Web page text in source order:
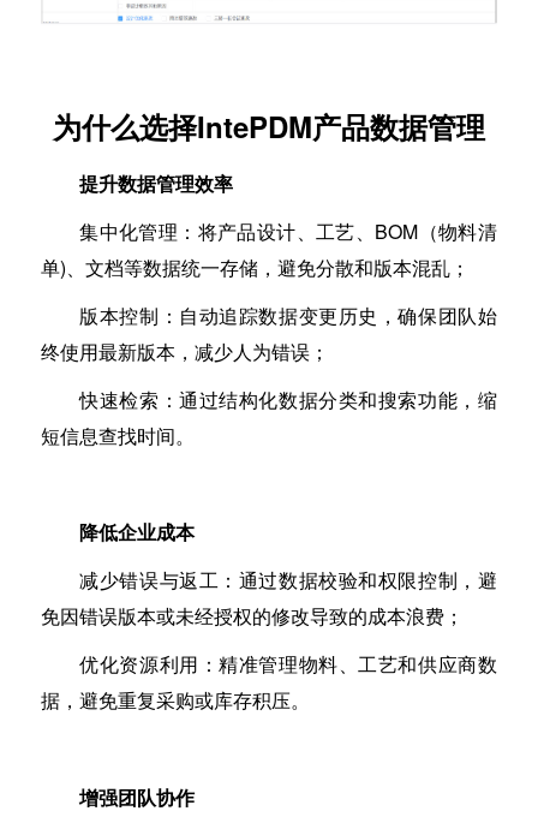
为什么选择IntePDM产品数据管理
提升数据管理效率
集中化管理：将产品设计、工艺、BOM（物料清
单)、文档等数据统一存储，避免分散和版本混乱；
版本控制：自动追踪数据变更历史，确保团队始
终使用最新版本，减少人为错误；
快速检索：通过结构化数据分类和搜索功能，缩
短信息查找时间。
降低企业成本
减少错误与返工：通过数据校验和权限控制，避
免因错误版本或未经授权的修改导致的成本浪费；
优化资源利用：精准管理物料、工艺和供应商数
据，避免重复采购或库存积压。
增强团队协作